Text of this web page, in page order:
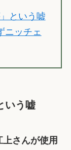
という嘘
ニッチェ
いう嘘
さんが使用